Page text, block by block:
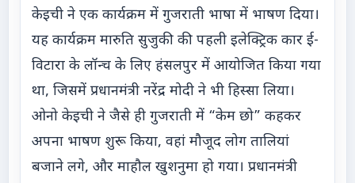
केइची ने एक कार्यक्रम में गुजराती भाषा में भाषण दिया।
यह कार्यक्रम मारुति सुजुकी की पहली इलेक्ट्रिक कार ई-
विटारा के लॉन्च के लिए हंसलपुर में आयोजित किया गया
था, जिसमें प्रधानमंत्री नरेंद्र मोदी ने भी हिस्सा लिया।
ओनो केइची ने जैसे ही गुजराती में “केम छो” कहकर
अपना भाषण शुरू किया, वहां मौजूद लोग तालियां
बजाने लगे, और माहौल खुशनुमा हो गया। प्रधानमंत्री